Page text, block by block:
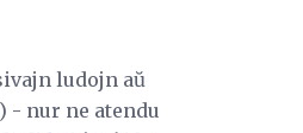
ludojn aŭ
nur ne atendu